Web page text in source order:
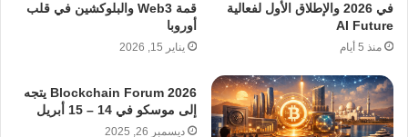
في 2026 والإطلاق الأول لفعالية
AI Future
منذ 5 أيام
قمة Web3 والبلوكشين في قلب
أوروبا
يناير 15, 2026
Blockchain Forum 2026 يتجه
إلى موسكو في 14 – 15 أبريل
ديسمبر 26, 2025